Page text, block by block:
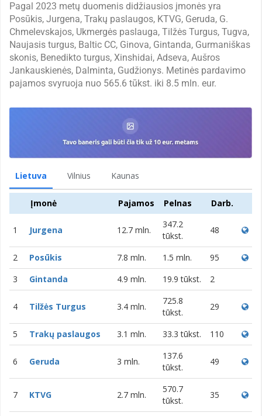
Pagal 2023 metų duomenis didžiausios įmonės yra
Posūkis, Jurgena, Trakų paslaugos, KTVG, Geruda, G.
Chmelevskajos, Ukmergės paslauga, Tilžės Turgus, Tugva,
Naujasis turgus, Baltic CC, Ginova, Gintanda, Gurmaniškas
skonis, Benedikto turgus, Xinshidai, Adseva, Aušros
Jankauskienės, Dalminta, Gudžionys. Metinės pardavimo
pajamos svyruoja nuo 565.6 tūkst. iki 8.5 mln. eur.
Lietuva Vilnius Kaunas
Įmonė Pajamos Pelnas Darb.
1 Jurgena 12.7 mln.
347.2
tūkst.
48
2 Posūkis 7.8 mln. 1.5 mln.
95
3
Gintanda 4.9 mln. 19.9 tūkst. 2
4 Tilžės Turgus 3.4 mln.
725.8
tūkst.
29
5 Trakų paslaugos 3.1 mln. 33.3 tūkst. 110
6 Geruda 3 mln.
137.6
tūkst.
49
7 KTVG 2.7 mln.
570.7
tūkst.
35